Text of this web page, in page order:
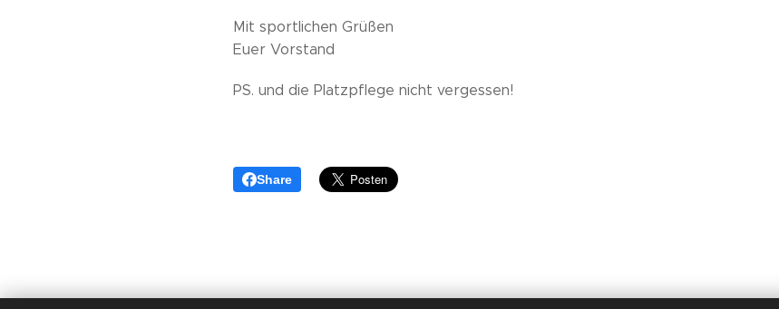
Mit sportlichen Grüßen
Euer Vorstand
PS. und die Platzpflege nicht vergessen!
Share